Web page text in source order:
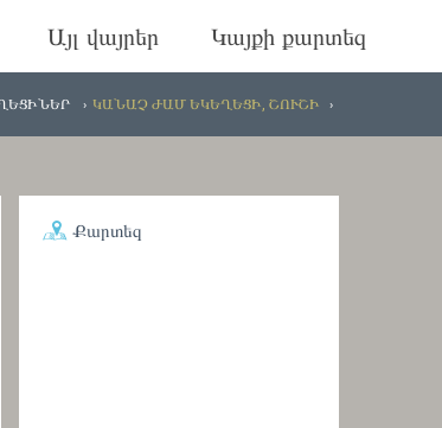
Այլ վայրեր Կայքի քարտեզ
ԿԱՆԱՉ ԺԱՄ ԵԿԵՂԵՑԻ, ՇՈՒՇԻ
Քարտեզ